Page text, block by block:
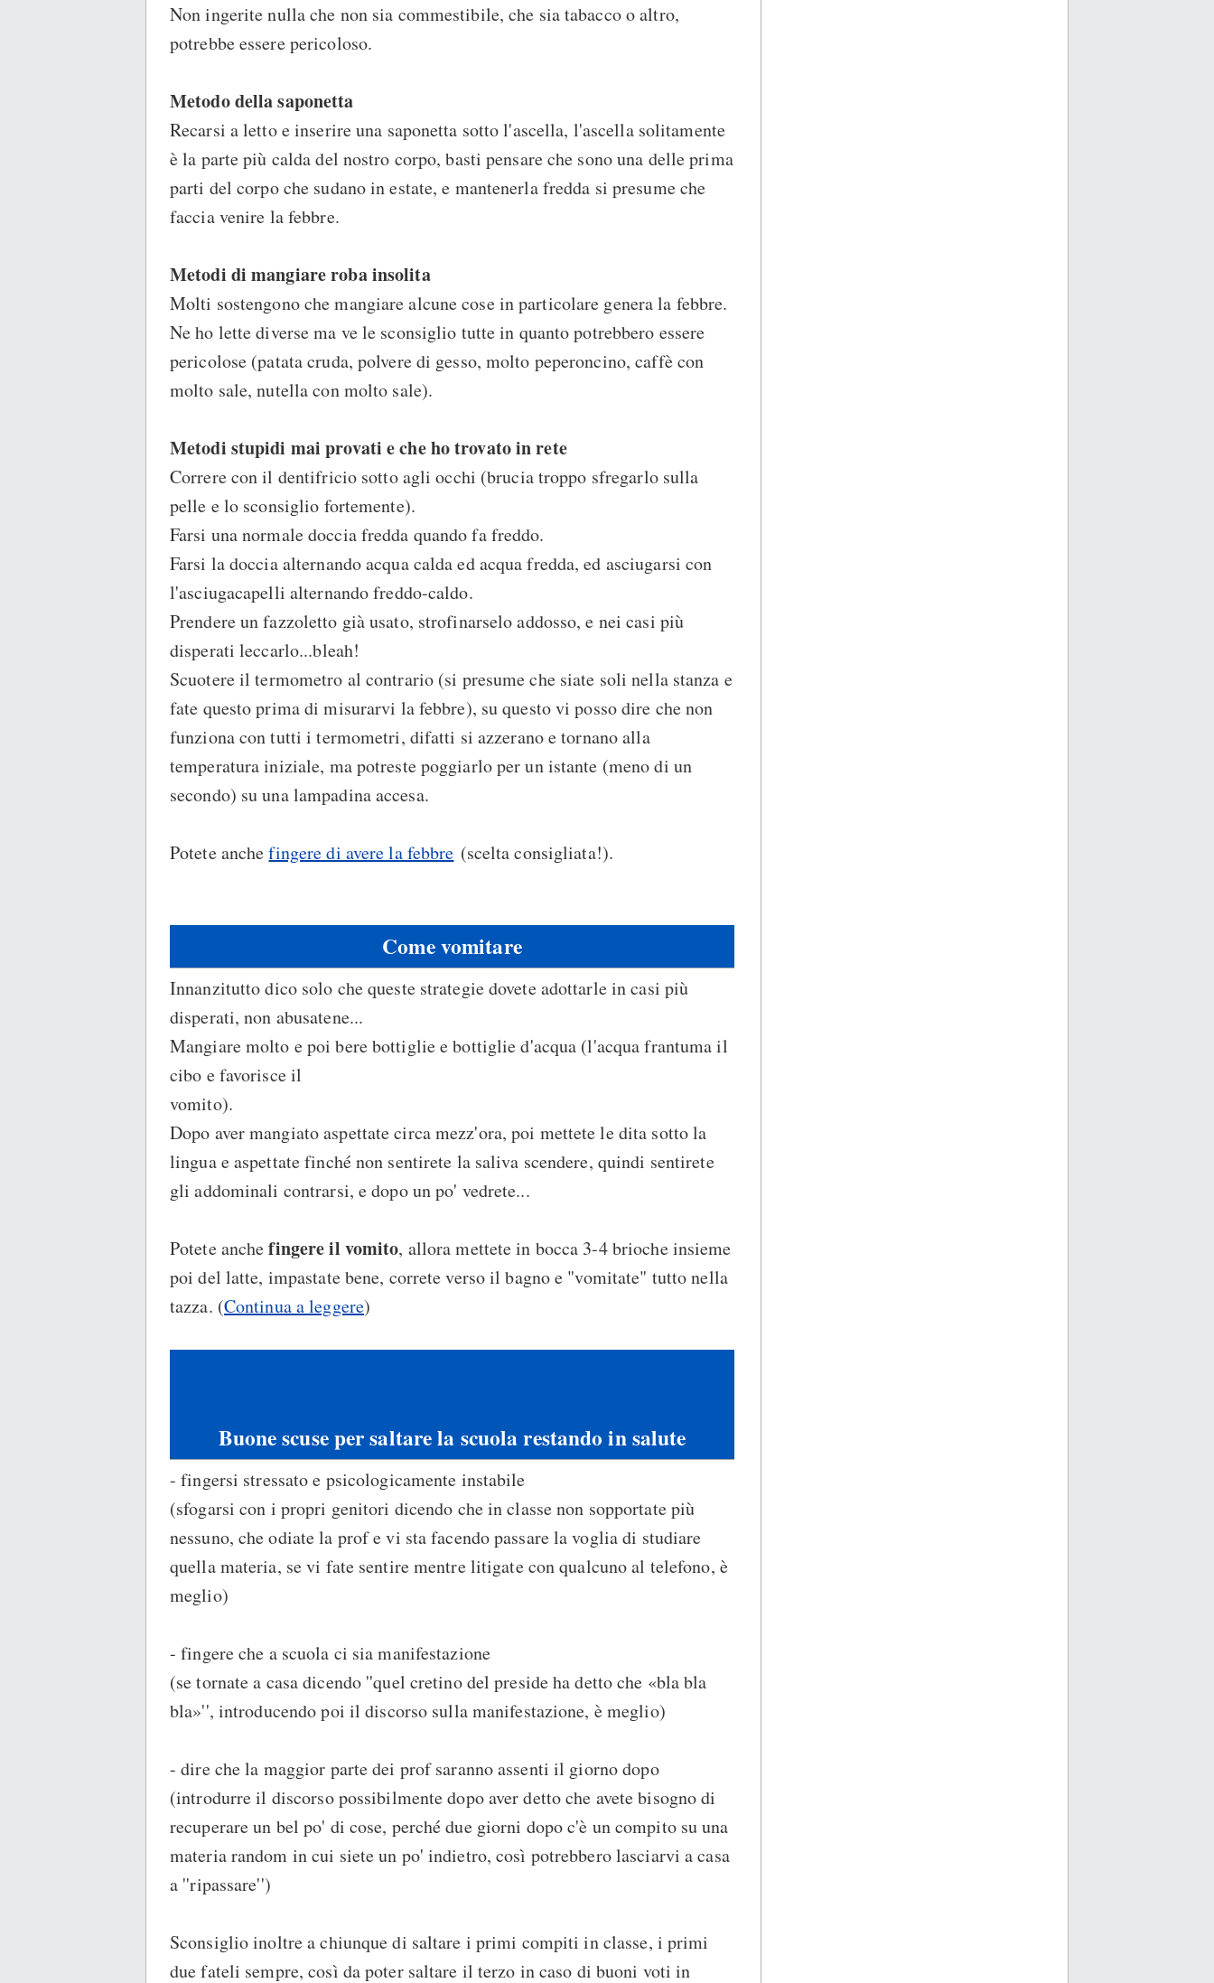
Non ingerite nulla che non sia commestibile, che sia tabacco o altro,
potrebbe essere pericoloso.
Metodo della saponetta
Recarsi a letto e inserire una saponetta sotto l'ascella, l'ascella solitamente
è la parte più calda del nostro corpo, basti pensare che sono una delle prima
parti del corpo che sudano in estate, e mantenerla fredda si presume che
faccia venire la febbre.
Metodi di mangiare roba insolita
Molti sostengono che mangiare alcune cose in particolare genera la febbre.
Ne ho lette diverse ma ve le sconsiglio tutte in quanto potrebbero essere
pericolose (patata cruda, polvere di gesso, molto peperoncino, caffè con
molto sale, nutella con molto sale).
Metodi stupidi mai provati e che ho trovato in rete
Correre con il dentifricio sotto agli occhi (brucia troppo sfregarlo sulla
pelle e lo sconsiglio fortemente).
Farsi una normale doccia fredda quando fa freddo.
Farsi la doccia alternando acqua calda ed acqua fredda, ed asciugarsi con
l'asciugacapelli alternando freddo-caldo.
Prendere un fazzoletto già usato, strofinarselo addosso, e nei casi più
disperati leccarlo...bleah!
Scuotere il termometro al contrario (si presume che siate soli nella stanza e
fate questo prima di misurarvi la febbre), su questo vi posso dire che non
funziona con tutti i termometri, difatti si azzerano e tornano alla
temperatura iniziale, ma potreste poggiarlo per un istante (meno di un
secondo) su una lampadina accesa.
Potete anchefingere di avere la febbre (scelta consigliata!).
Come vomitare
Innanzitutto dico solo che queste strategie dovete adottarle in casi più
disperati, non abusatene...
Mangiare molto e poi bere bottiglie e bottiglie d'acqua (l'acqua frantuma il
cibo e favorisce il
vomito).
Dopo aver mangiato aspettate circa mezz'ora, poi mettete le dita sotto la
lingua e aspettate finché non sentirete la saliva scendere, quindi sentirete
gli addominali contrarsi, e dopo un po' vedrete...
Potete anchefingere il vomito, allora mettete in bocca 3-4 brioche insieme
poi del latte, impastate bene, correte verso il bagno e "vomitate" tutto nella
tazza. (Continua a leggere)
Buone scuse per saltare la scuola restando in salute
- fingersi stressato e psicologicamente instabile
(sfogarsi con i propri genitori dicendo che in classe non sopportate più
nessuno, che odiate la prof e vi sta facendo passare la voglia di studiare
quella materia, se vi fate sentire mentre litigate con qualcuno al telefono, è
meglio)
- fingere che a scuola ci sia manifestazione
(se tornate a casa dicendo ''quel cretino del preside ha detto che «bla bla
bla»'', introducendo poi il discorso sulla manifestazione, è meglio)
- dire che la maggior parte dei prof saranno assenti il giorno dopo
(introdurre il discorso possibilmente dopo aver detto che avete bisogno di
recuperare un bel po' di cose, perché due giorni dopo c'è un compito su una
materia random in cui siete un po' indietro, così potrebbero lasciarvi a casa
a ''ripassare'')
Sconsiglio inoltre a chiunque di saltare i primi compiti in classe, i primi
due fateli sempre, così da poter saltare il terzo in caso di buoni voti in